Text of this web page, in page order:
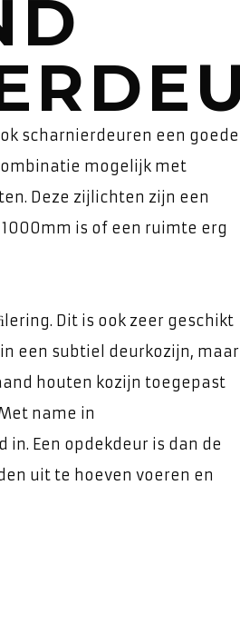
scharnierdeuren een goede
mogelijk met
Deze zijlichten zijn een
is of een ruimte erg
Dit is ook zeer geschikt
een subtiel deurkozijn, maar
houten kozijn toegepast
name in
Een opdekdeur is dan de
uit te hoeven voeren en